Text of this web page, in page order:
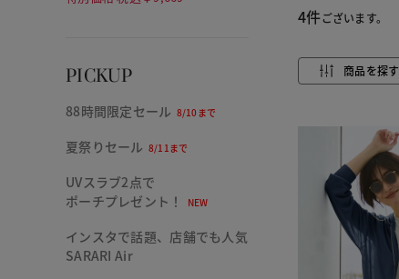
PICKUP
88時間限定セール 8/10まで
夏祭りセール 8/11まで
UVスラブ2点で
ポーチプレゼント！
NEW
インスタで話題、店舗でも人気
SARARI Air
4件ございます。
商品を探す